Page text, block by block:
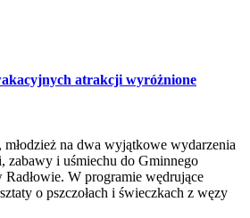
atrakcji wyróżnione
młodzież na dwa wyjątkowe wydarzenia
zabawy i uśmiechu do Gminnego
W programie wędrujące
o pszczołach i świeczkach z węzy